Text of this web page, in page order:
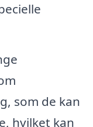
som de kan
hvilket kan